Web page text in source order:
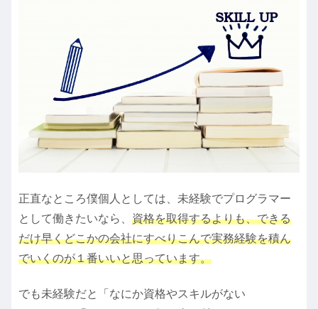
正直なところ僕個人としては、未経験でプログラマー
として働きたいなら、 資格を取得するよりも、できる
だけ早くどこかの会社にすべりこんで実務経験を積ん
でいくのが１番いいと思っています。
でも未経験だと「なにか資格やスキルがない